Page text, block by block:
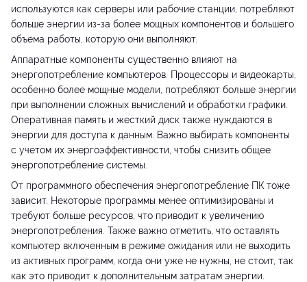
используются как серверы или рабочие станции, потребляют
больше энергии из-за более мощных компонентов и большего
объема работы, которую они выполняют.
Аппаратные компоненты существенно влияют на
энергопотребление компьютеров. Процессоры и видеокарты,
особенно более мощные модели, потребляют больше энергии
при выполнении сложных вычислений и обработки графики.
Оперативная память и жесткий диск также нуждаются в
энергии для доступа к данным. Важно выбирать компоненты
с учетом их энергоэффективности, чтобы снизить общее
энергопотребление системы.
От программного обеспечения энергопотребление ПК тоже
зависит. Некоторые программы менее оптимизированы и
требуют больше ресурсов, что приводит к увеличению
энергопотребления. Также важно отметить, что оставлять
компьютер включенным в режиме ожидания или не выходить
из активных программ, когда они уже не нужны, не стоит, так
как это приводит к дополнительным затратам энергии.